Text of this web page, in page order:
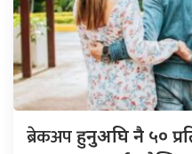
ब्रेकअपहुनुअघि नै ५०